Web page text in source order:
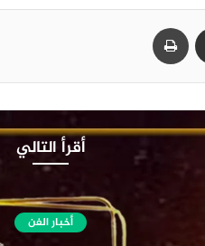
أقرأ التالي